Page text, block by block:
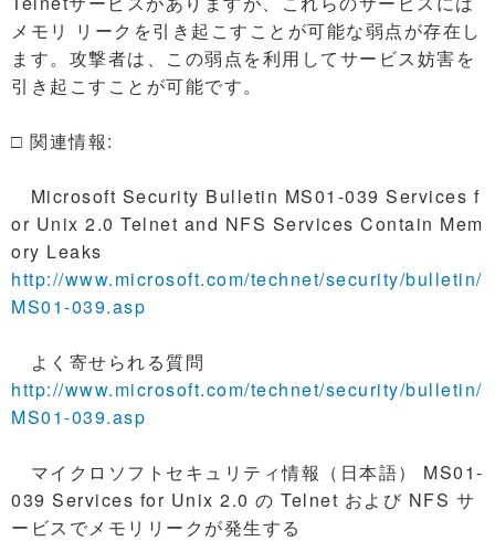
メモリ リークを引き起こすことが可能な弱点が存在し
ます。攻撃者は、この弱点を利用してサービス妨害を
引き起こすことが可能です。
□ 関連情報:
Microsoft Security Bulletin MS01-039 Services f
or Unix 2.0 Telnet and NFS Services Contain Mem
ory Leaks
http://www.microsoft.com/technet/security/bulletin/
MS01-039.asp
よく寄せられる質問
http://www.microsoft.com/technet/security/bulletin/
MS01-039.asp
マイクロソフトセキュリティ情報（日本語） MS01-
039 Services for Unix 2.0 の Telnet および NFS サ
ービスでメモリリークが発生する